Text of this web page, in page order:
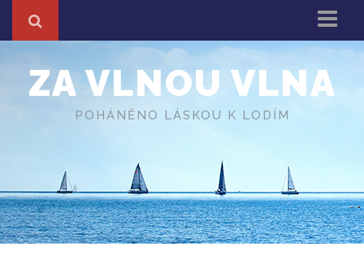
Z cest
About
ZA VLNOU VLNA
POHÁNĚNO LÁSKOU K LODÍM